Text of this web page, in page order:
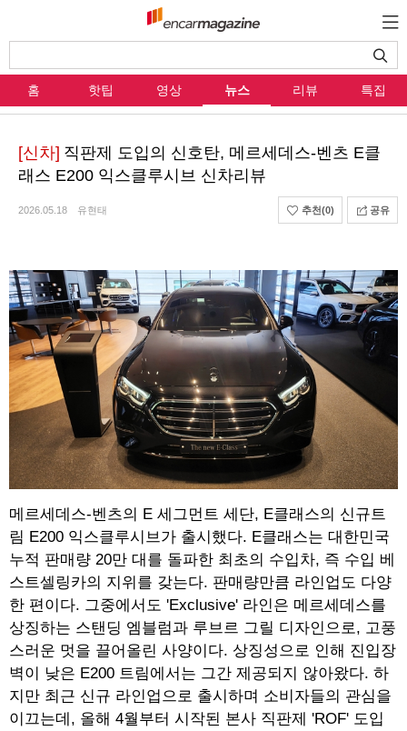
홈 핫팁 영상 뉴스 리뷰 특집
[신차] 직판제 도입의 신호탄, 메르세데스-벤츠 E클
래스 E200 익스클루시브 신차리뷰
2026.05.18 유현태 추천(0) 공유
메르세데스-벤츠의 E 세그먼트 세단, E클래스의 신규트
림 E200 익스클루시브가 출시했다. E클래스는 대한민국
누적 판매량 20만 대를 돌파한 최초의 수입차, 즉 수입 베
스트셀링카의 지위를 갖는다. 판매량만큼 라인업도 다양
한 편이다. 그중에서도 'Exclusive' 라인은 메르세데스를
상징하는 스탠딩 엠블럼과 루브르 그릴 디자인으로, 고풍
스러운 멋을 끌어올린 사양이다. 상징성으로 인해 진입장
벽이 낮은 E200 트림에서는 그간 제공되지 않아왔다. 하
지만 최근 신규 라인업으로 출시하며 소비자들의 관심을
이끄는데, 올해 4월부터 시작된 본사 직판제 'ROF' 도입